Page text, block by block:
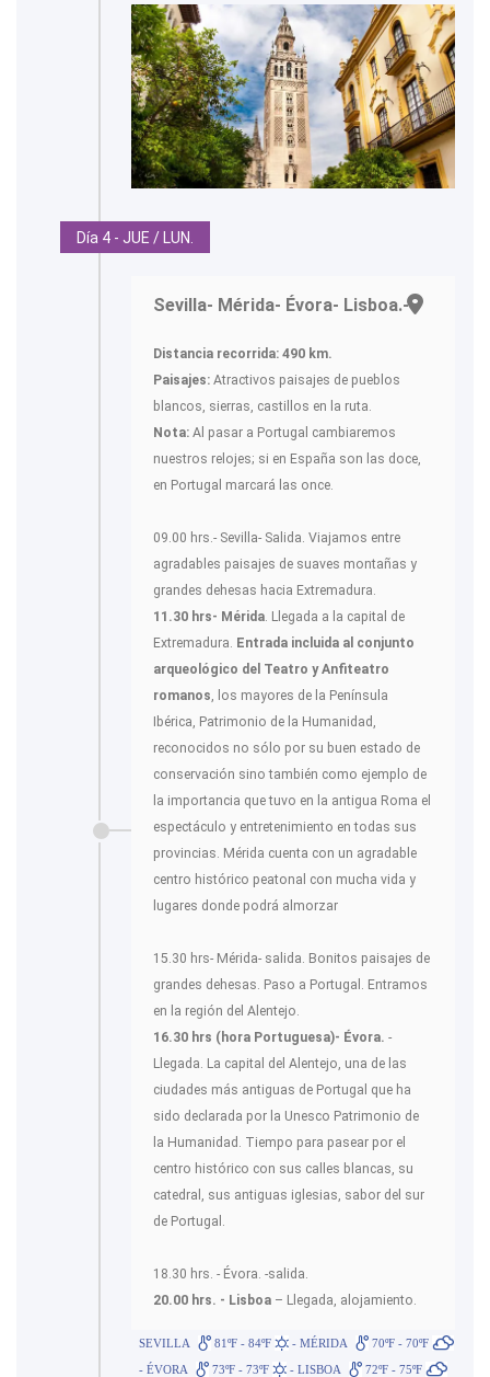
Día 4 - JUE / LUN.
Sevilla- Mérida- Évora- Lisboa.-
Distancia recorrida: 490 km.
Paisajes: Atractivos paisajes de pueblos
blancos, sierras, castillos en la ruta.
Nota: Al pasar a Portugal cambiaremos
nuestros relojes; si en España son las doce,
en Portugal marcará las once.
09.00 hrs.- Sevilla- Salida. Viajamos entre
agradables paisajes de suaves montañas y
grandes dehesas hacia Extremadura.
11.30 hrs- Mérida . Llegada a la capital de
Extremadura. Entrada incluida al conjunto
arqueológico del Teatro y Anfiteatro
romanos , los mayores de la Península
Ibérica, Patrimonio de la Humanidad,
reconocidos no sólo por su buen estado de
conservación sino también como ejemplo de
la importancia que tuvo en la antigua Roma el
espectáculo y entretenimiento en todas sus
provincias. Mérida cuenta con un agradable
centro histórico peatonal con mucha vida y
lugares donde podrá almorzar
15.30 hrs- Mérida- salida. Bonitos paisajes de
grandes dehesas. Paso a Portugal. Entramos
en la región del Alentejo.
16.30 hrs (hora Portuguesa)- Évora. -
Llegada. La capital del Alentejo, una de las
ciudades más antiguas de Portugal que ha
sido declarada por la Unesco Patrimonio de
la Humanidad. Tiempo para pasear por el
centro histórico con sus calles blancas, su
catedral, sus antiguas iglesias, sabor del sur
de Portugal.
18.30 hrs. - Évora. -salida.
20.00 hrs. - Lisboa – Llegada, alojamiento.
SEVILLA 81ºF - 84ºF - MÉRIDA
70ºF - 70ºF
- ÉVORA
73ºF - 73ºF - LISBOA 72ºF - 75ºF